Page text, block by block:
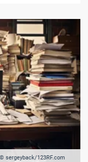
sergeyback/123RF.com